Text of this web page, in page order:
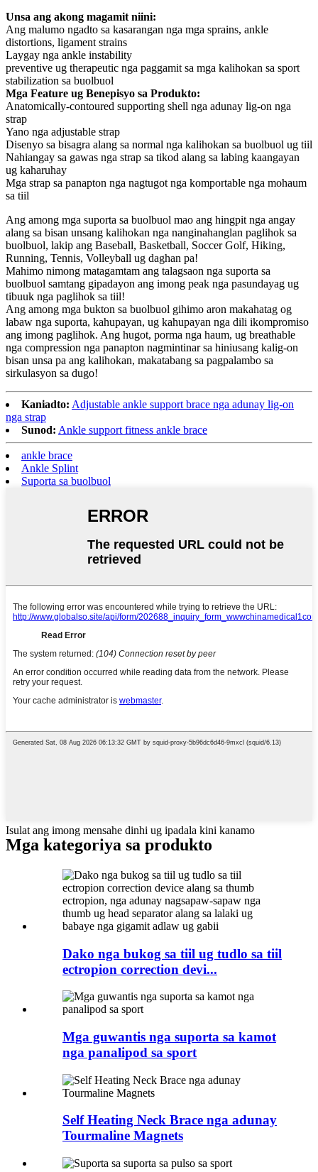
Unsa ang akong magamit niini:
Ang malumo ngadto sa kasarangan nga mga sprains, ankle
distortions, ligament strains
Laygay nga ankle instability
preventive ug therapeutic nga paggamit sa mga kalihokan sa sport
stabilization sa buolbuol
Mga Feature ug Benepisyo sa Produkto:
Anatomically-contoured supporting shell nga adunay lig-on nga
strap
Yano nga adjustable strap
Disenyo sa bisagra alang sa normal nga kalihokan sa buolbuol ug tiil
Nahiangay sa gawas nga strap sa tikod alang sa labing kaangayan
ug kaharuhay
Mga strap sa panapton nga nagtugot nga komportable nga mohaum
sa tiil
Ang among mga suporta sa buolbuol mao ang hingpit nga angay
alang sa bisan unsang kalihokan nga nanginahanglan paglihok sa
buolbuol, lakip ang Baseball, Basketball, Soccer Golf, Hiking,
Running, Tennis, Volleyball ug daghan pa!
Mahimo nimong matagamtam ang talagsaon nga suporta sa
buolbuol samtang gipadayon ang imong peak nga pasundayag ug
tibuuk nga paglihok sa tiil!
Ang among mga bukton sa buolbuol gihimo aron makahatag og
labaw nga suporta, kahupayan, ug kahupayan nga dili ikompromiso
ang imong paglihok. Ang hugot, porma nga haum, ug breathable
nga compression nga panapton nagmintinar sa hiniusang kalig-on
bisan unsa pa ang kalihokan, makatabang sa pagpalambo sa
sirkulasyon sa dugo!
Kaniadto: Adjustable ankle support brace nga adunay lig-on
nga strap
Sunod: Ankle support fitness ankle brace
ankle brace
Ankle Splint
Suporta sa buolbuol
Isulat ang imong mensahe dinhi ug ipadala kini kanamo
Mga kategoriya sa produkto
Dako nga bukog sa tiil ug tudlo sa tiil
ectropion correction devi...
Mga guwantis nga suporta sa kamot
nga panalipod sa sport
Self Heating Neck Brace nga adunay
Tourmaline Magnets